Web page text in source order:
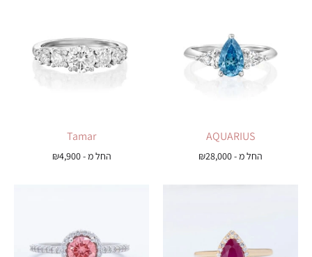
AQUARIUS
החל מ - ₪28,000
Tamar
החל מ - ₪4,900